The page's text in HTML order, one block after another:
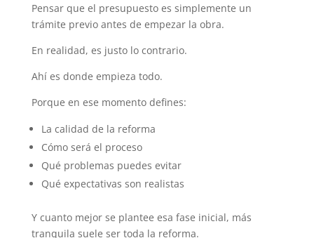
Pensar que el presupuesto es simplemente un
trámite previo antes de empezar la obra.
En realidad, es justo lo contrario.
Ahí es donde empieza todo.
Porque en ese momento defines:
La calidad de la reforma
Cómo será el proceso
Qué problemas puedes evitar
Qué expectativas son realistas
Y cuanto mejor se plantee esa fase inicial, más
tranquila suele ser toda la reforma.